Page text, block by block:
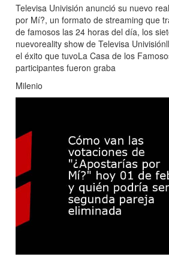
Televisa Univisión anunció su nuevo
por Mí?, un formato de streaming que
de famosos las 24 horas del día, los
nuevoreality show de Televisa
el éxito que tuvoLa Casa de los
participantes fueron graba
Milenio